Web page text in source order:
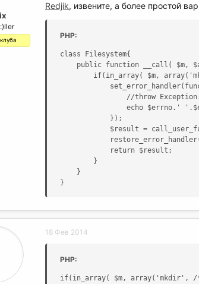
Redjik, извените, а более простой
PHP:
class Filesystem{
public function __call( $m,
if(in_array( $m,
//throw
echo $errno.'
            });
$result =
            return $result;
        }
    }
}
18 Фев 2014
PHP:
if(in_array( $m, array('mkdir', /*